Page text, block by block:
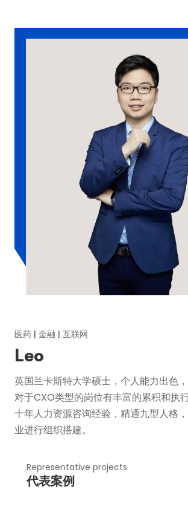
医药 | 金融 | 互联网
Leo
英国兰卡斯特大学硕士，个人能力出色
对于CXO类型的岗位有丰富的累积和执行
十年人力资源咨询经验，精通九型人格
业进行组织搭建。
Representative projects
代表案例